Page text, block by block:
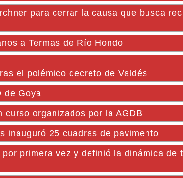
para cerrar la causa que busca
a Termas de Río Hondo
el polémico decreto de Valdés
de Goya
organizados por la AGDB
inauguró 25 cuadras de pavimento
primera vez y definió la dinámica de